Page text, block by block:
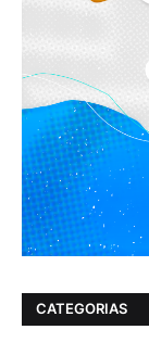
CATEGORIAS